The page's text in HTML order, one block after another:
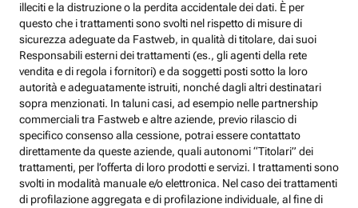
illeciti e la distruzione o la perdita accidentale dei dati. È per
questo che i trattamenti sono svolti nel rispetto di misure di
sicurezza adeguate da Fastweb, in qualità di titolare, dai suoi
Responsabili esterni dei trattamenti (es., gli agenti della rete
vendita e di regola i fornitori) e da soggetti posti sotto la loro
autorità e adeguatamente istruiti, nonché dagli altri destinatari
sopra menzionati. In taluni casi, ad esempio nelle partnership
commerciali tra Fastweb e altre aziende, previo rilascio di
specifico consenso alla cessione, potrai essere contattato
direttamente da queste aziende, quali autonomi “Titolari” dei
trattamenti, per l’offerta di loro prodotti e servizi. I trattamenti sono
svolti in modalità manuale e/o elettronica. Nel caso dei trattamenti
di profilazione aggregata e di profilazione individuale, al fine di